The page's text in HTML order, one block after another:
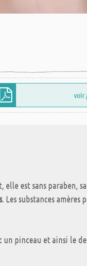
voir
est sans paraben,
. Les substances
pinceau et ainsi le